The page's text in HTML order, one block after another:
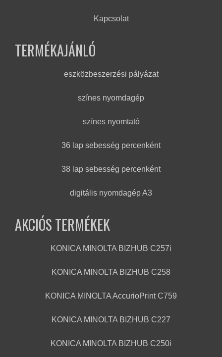
Kapcsolat
TERMÉKAJÁNLÓ
eszközbeszerzési pályázat
színes nyomdagép
színes nyomtató
36 lap sebesség percenként
38 lap sebesség percenként
digitális nyomdagép A3
AKCIÓS TERMÉKEK
KONICA MINOLTA BIZHUB C257i
KONICA MINOLTA BIZHUB C258
KONICA MINOLTA AccurioPrint C759
KONICA MINOLTA BIZHUB C227
KONICA MINOLTA BIZHUB C250i